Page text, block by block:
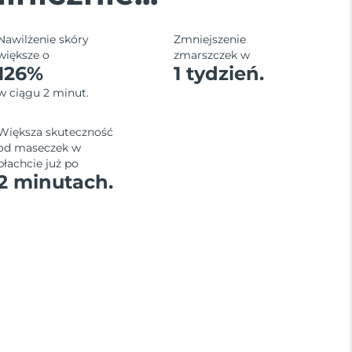
skóry
o
ciągu 2 minut.
Zmniejszenie
zmarszczek w
1 tydzień.
skuteczność
maseczek w
już po
minutach.